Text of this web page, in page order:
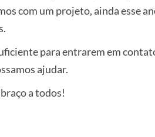
com um projeto, ainda esse
para entrarem em
ajudar.
a todos!